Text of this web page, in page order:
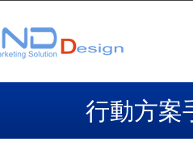
行動方案